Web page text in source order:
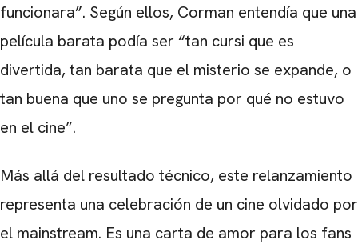
funcionara”. Según ellos, Corman entendía que una
película barata podía ser “tan cursi que es
divertida, tan barata que el misterio se expande, o
tan buena que uno se pregunta por qué no estuvo
en el cine”.
Más allá del resultado técnico, este relanzamiento
representa una celebración de un cine olvidado por
el mainstream. Es una carta de amor para los fans